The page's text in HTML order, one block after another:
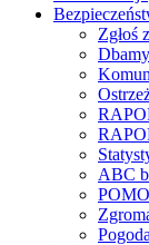
Zgłoś
ABC